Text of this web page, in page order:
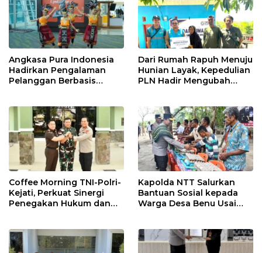
Angkasa Pura Indonesia
Hadirkan Pengalaman
Pelanggan Berbasis
Dari Rumah Rapuh Menuju
Hunian Layak, Kepedulian
PLN Hadir Mengubah
Coffee Morning TNI-Polri-
Kejati, Perkuat Sinergi
Penegakan Hukum dan
Kapolda NTT Salurkan
Bantuan Sosial kepada
Warga Desa Benu Usai